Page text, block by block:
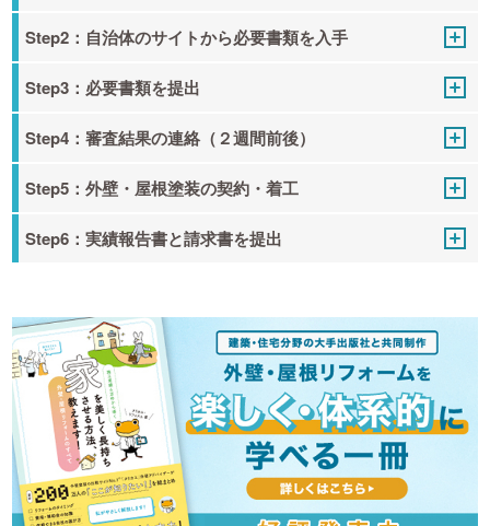
Step2：自治体のサイトから必要書類を入手
Step3：必要書類を提出
Step4：審査結果の連絡（２週間前後）
Step5：外壁・屋根塗装の契約・着工
Step6：実績報告書と請求書を提出